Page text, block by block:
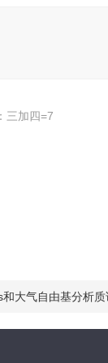
三加四=7
大气自由基分析质